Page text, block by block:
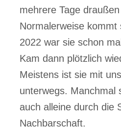
mehrere Tage
Normalerweise kommt
2022 war sie schon
Kam dann plötzlich
Meistens ist sie mit
unterwegs. Manchmal
auch alleine durch die
Nachbarschaft.